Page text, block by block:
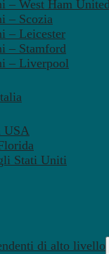
– West Ham United
– Scozia
– Leicester
– Stamford
– Liverpool
USA
Stati Uniti
di alto livello